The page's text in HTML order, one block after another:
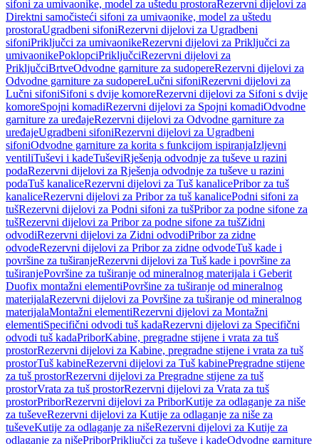
sifoni za umivaonike, model za uštedu prostoraRezervni dijelovi za
Direktni samočisteći sifoni za umivaonike, model za uštedu
prostoraUgradbeni sifoniRezervni dijelovi za Ugradbeni
sifoniPriključci za umivaonikeRezervni dijelovi za Priključci za
umivaonikePoklopciPriključciRezervni dijelovi za
PriključciBrtveOdvodne garniture za sudopereRezervni dijelovi za
Odvodne garniture za sudopereLučni sifoniRezervni dijelovi za
Lučni sifoniSifoni s dvije komoreRezervni dijelovi za Sifoni s dvije
komoreSpojni komadiRezervni dijelovi za Spojni komadiOdvodne
garniture za uređajeRezervni dijelovi za Odvodne garniture za
uređajeUgradbeni sifoniRezervni dijelovi za Ugradbeni
sifoniOdvodne garniture za korita s funkcijom ispiranjaIzljevni
ventiliTuševi i kadeTuševiRješenja odvodnje za tuševe u razini
podaRezervni dijelovi za Rješenja odvodnje za tuševe u razini
podaTuš kanaliceRezervni dijelovi za Tuš kanalicePribor za tuš
kanaliceRezervni dijelovi za Pribor za tuš kanalicePodni sifoni za
tušRezervni dijelovi za Podni sifoni za tušPribor za podne sifone za
tušRezervni dijelovi za Pribor za podne sifone za tušZidni
odvodiRezervni dijelovi za Zidni odvodiPribor za zidne
odvodeRezervni dijelovi za Pribor za zidne odvodeTuš kade i
površine za tuširanjeRezervni dijelovi za Tuš kade i površine za
tuširanjePovršine za tuširanje od mineralnog materijala i Geberit
Duofix montažni elementiPovršine za tuširanje od mineralnog
materijalaRezervni dijelovi za Površine za tuširanje od mineralnog
materijalaMontažni elementiRezervni dijelovi za Montažni
elementiSpecifični odvodi tuš kadaRezervni dijelovi za Specifični
odvodi tuš kadaPriborKabine, pregradne stijene i vrata za tuš
prostorRezervni dijelovi za Kabine, pregradne stijene i vrata za tuš
prostorTuš kabineRezervni dijelovi za Tuš kabinePregradne stijene
za tuš prostorRezervni dijelovi za Pregradne stijene za tuš
prostorVrata za tuš prostorRezervni dijelovi za Vrata za tuš
prostorPriborRezervni dijelovi za PriborKutije za odlaganje za niše
za tuševeRezervni dijelovi za Kutije za odlaganje za niše za
tuševeKutije za odlaganje za nišeRezervni dijelovi za Kutije za
odlaganje za nišePriborPriključci za tuševe i kadeOdvodne garniture